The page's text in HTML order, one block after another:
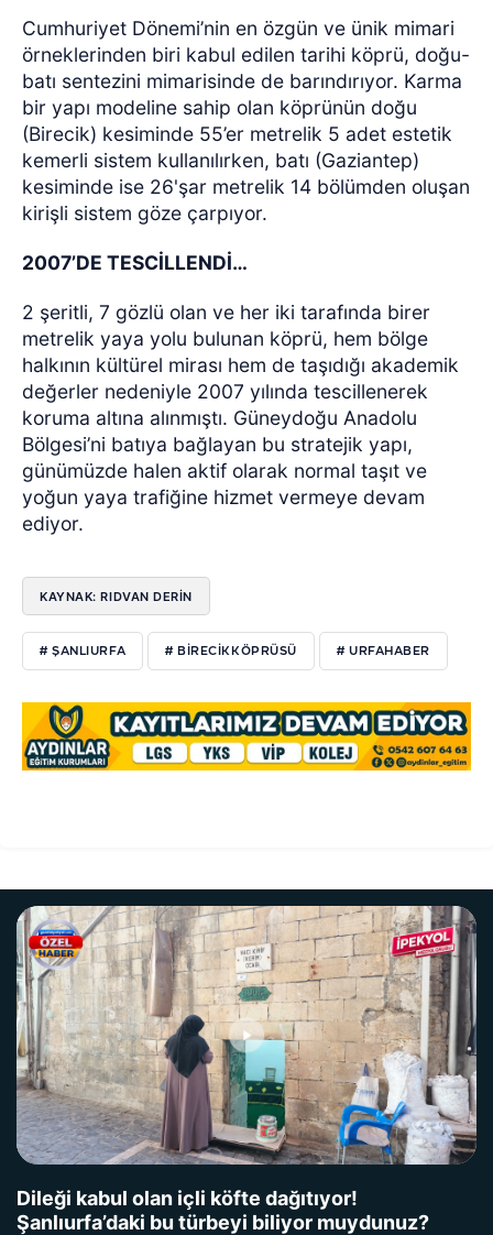
Cumhuriyet Dönemi’nin en özgün ve ünik mimari
örneklerinden biri kabul edilen tarihi köprü, doğu-
batı sentezini mimarisinde de barındırıyor. Karma
bir yapı modeline sahip olan köprünün doğu
(Birecik) kesiminde 55’er metrelik 5 adet estetik
kemerli sistem kullanılırken, batı (Gaziantep)
kesiminde ise 26'şar metrelik 14 bölümden oluşan
kirişli sistem göze çarpıyor.
2007’DE TESCİLLENDİ…
2 şeritli, 7 gözlü olan ve her iki tarafında birer
metrelik yaya yolu bulunan köprü, hem bölge
halkının kültürel mirası hem de taşıdığı akademik
değerler nedeniyle 2007 yılında tescillenerek
koruma altına alınmıştı. Güneydoğu Anadolu
Bölgesi’ni batıya bağlayan bu stratejik yapı,
günümüzde halen aktif olarak normal taşıt ve
yoğun yaya trafiğine hizmet vermeye devam
ediyor.
KAYNAK: RIDVAN DERİN
# ŞANLIURFA # BIRECIKKÖPRÜSÜ # URFAHABER
Dileği kabul olan içli köfte dağıtıyor!
Şanlıurfa’daki bu türbeyi biliyor muydunuz?